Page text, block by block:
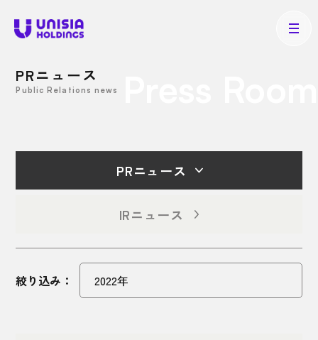
PRニュース
Public Relations news
PRニュース
IRニュース
絞り込み：